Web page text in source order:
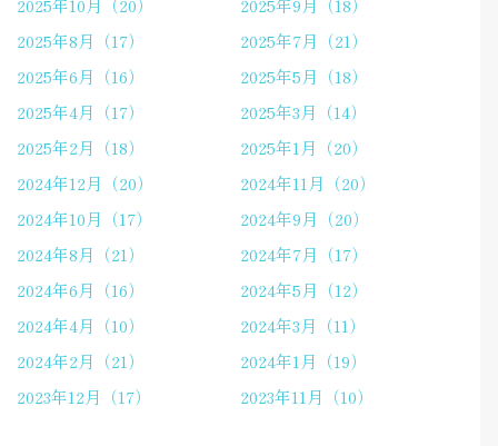
2025年10月（20）
2025年9月（18）
2025年8月（17）
2025年7月（21）
2025年6月（16）
2025年5月（18）
2025年4月（17）
2025年3月（14）
2025年2月（18）
2025年1月（20）
2024年12月（20）
2024年11月（20）
2024年10月（17）
2024年9月（20）
2024年8月（21）
2024年7月（17）
2024年6月（16）
2024年5月（12）
2024年4月（10）
2024年3月（11）
2024年2月（21）
2024年1月（19）
2023年12月（17）
2023年11月（10）